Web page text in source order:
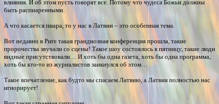
влияния. И об этом пусть говорят все. Потому что чудеса Божьи должны
быть распиаренными.
А что касается пиара, то у нас в Латвии – это особенная тема.
Вот недавно в Риге такая грандиозная конференция прошла, такие
пророчества звучали со сцены! Такое шоу состоялось в пятницу, такие люди
видные присутствовали… И хоть бы одна газета, хоть бы одна программа,
хоть бы кто-то из журналистов заикнулся об этом…
Такое впечатление, как будто мы спасаем Латвию, а Латвия полностью нас
игнорирует!